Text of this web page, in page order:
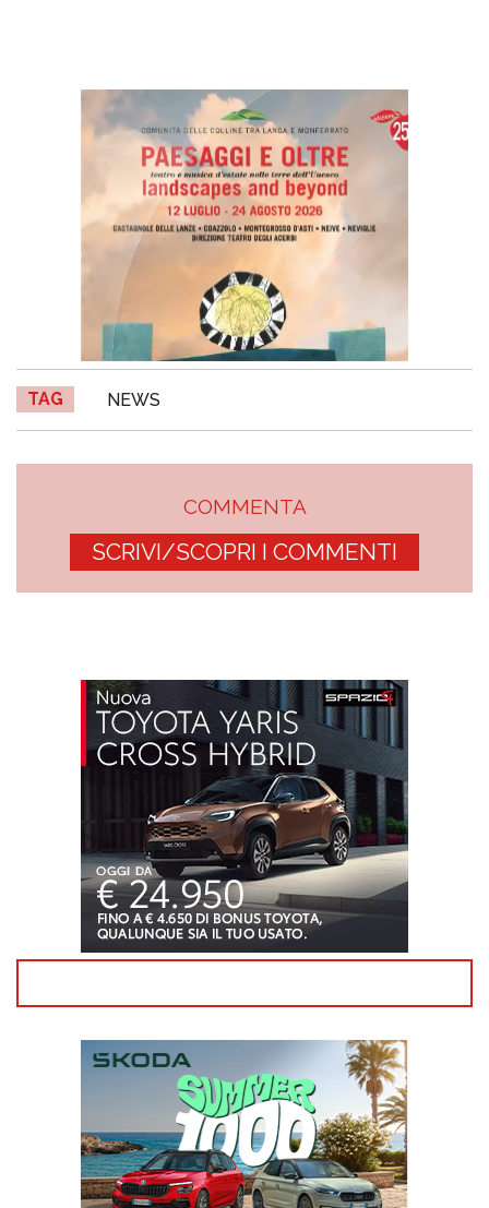
TAG NEWS
COMMENTA
SCRIVI/SCOPRI I COMMENTI